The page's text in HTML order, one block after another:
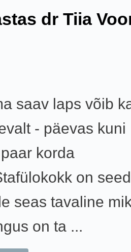
dr Tiia
saav laps võib
- päevas kuni
korda
on
seas tavaline
on ta ...